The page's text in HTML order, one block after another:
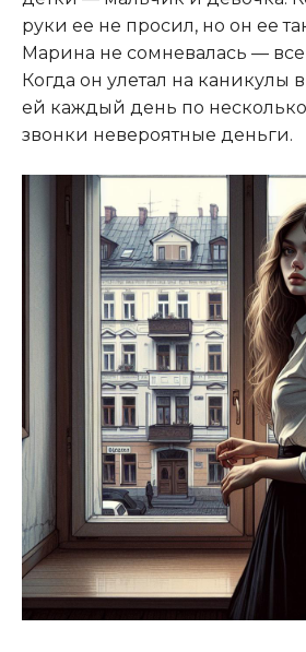
руки ее не просил, но он ее
Марина не сомневалась — все
Когда он улетал на каникулы
ей каждый день по несколько
звонки невероятные деньги.​